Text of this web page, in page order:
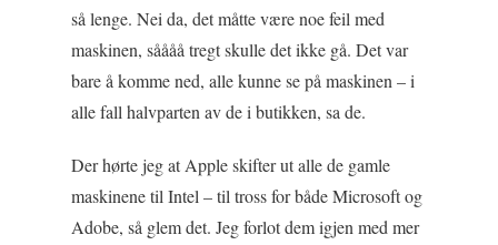
så lenge. Nei da, det måtte være noe feil med
maskinen, såååå tregt skulle det ikke gå. Det var
bare å komme ned, alle kunne se på maskinen – i
alle fall halvparten av de i butikken, sa de.
Der hørte jeg at Apple skifter ut alle de gamle
maskinene til Intel – til tross for både Microsoft og
Adobe, så glem det. Jeg forlot dem igjen med mer